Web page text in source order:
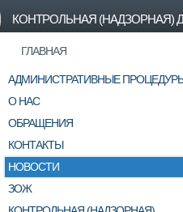
КОНТРОЛЬНАЯ (НАДЗОРНАЯ)
ГЛАВНАЯ
АДМИНИСТРАТИВНЫЕ
О НАС
ОБРАЩЕНИЯ
КОНТАКТЫ
НОВОСТИ
ЗОЖ